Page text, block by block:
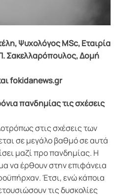
Ψυχολόγος MSc, Εταιρία
Σακελλαρόπουλος, Δομή
fokidanews.gr
πανδημίας τις σχέσεις
στις σχέσεις των
σε μεγάλο βαθμό σε αυτά
μαζί προ πανδημίας. Η
να έρθουν στην επιφάνεια
Έτσι, ενώ κάποια
τις δυσκολίες